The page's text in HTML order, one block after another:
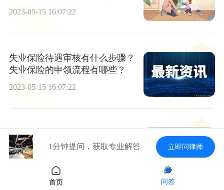
2023-05-15 16:07:22
失业保险待遇审核有什么步骤？
失业保险的申领流程有哪些？
2023-05-15 16:07:22
快递彻底延误时限是如何规定
的？邮政企业对给据邮件的损失
赔偿标准是什么？
1分钟提问，获取专业解答 立即问律师
首页 问答